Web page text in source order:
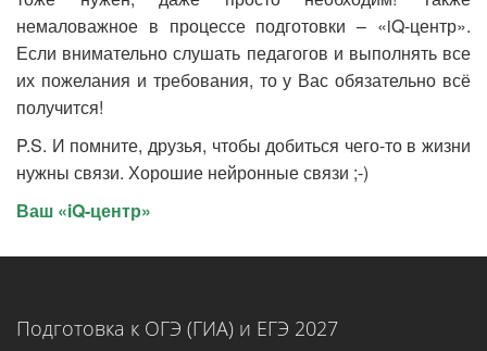
немаловажное в процессе подготовки – «iQ-центр».
Если внимательно слушать педагогов и выполнять все
их пожелания и требования, то у Вас обязательно всё
получится!
P.S. И помните, друзья, чтобы добиться чего-то в жизни
нужны связи. Хорошие нейронные связи ;-)
Ваш «iQ-центр»
Подготовка к ОГЭ (ГИА) и ЕГЭ 2027